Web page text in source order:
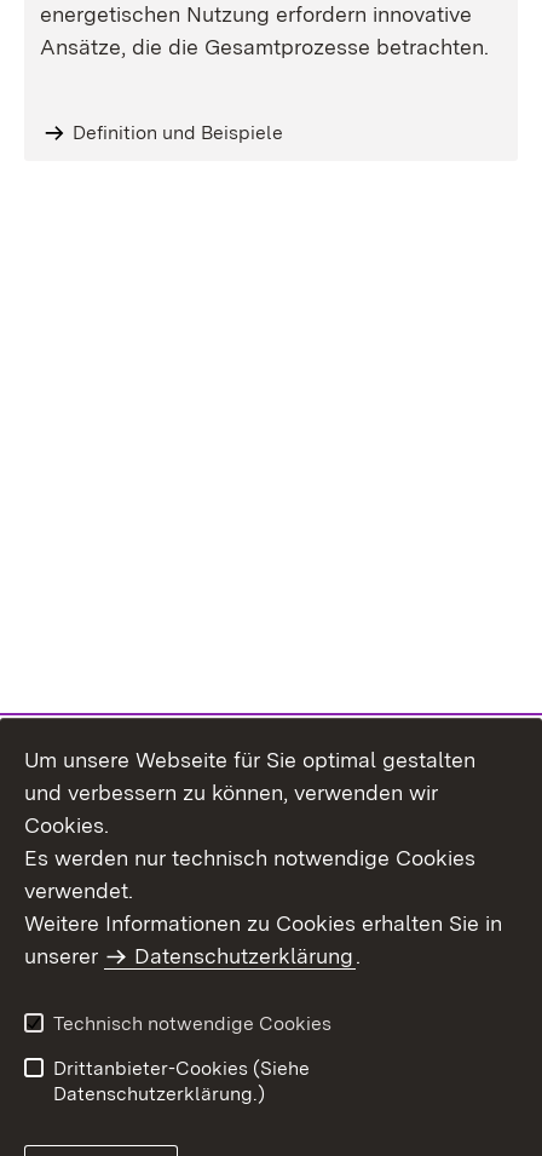
energetischen Nutzung erfordern innovative
Ansätze, die die Gesamtprozesse betrachten.
Definition und Beispiele
Themenübersicht
Barrierefreiheit
Um unsere Webseite für Sie optimal gestalten
und verbessern zu können, verwenden wir
Cookies.
Es werden nur technisch notwendige Cookies
verwendet.
Weitere Informationen zu Cookies erhalten Sie in
unserer
Datenschutzerklärung.
Technisch notwendige Cookies
Drittanbieter-Cookies (Siehe
Datenschutzerklärung.)